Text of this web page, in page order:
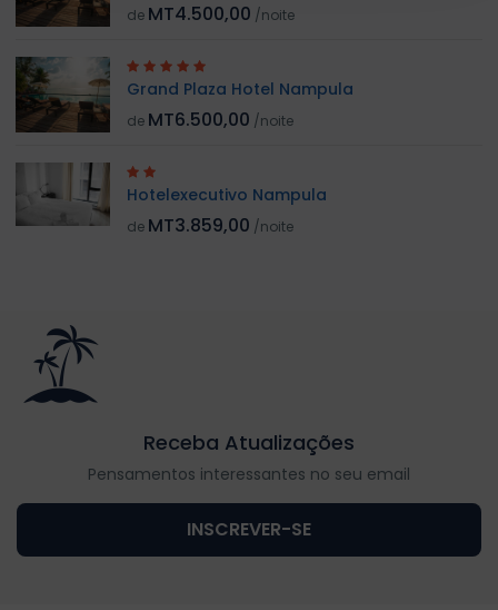
de MT4.500,00 /noite
Grand Plaza Hotel Nampula
de MT6.500,00 /noite
Hotelexecutivo Nampula
de MT3.859,00 /noite
Receba Atualizações
Pensamentos interessantes no seu email
INSCREVER-SE